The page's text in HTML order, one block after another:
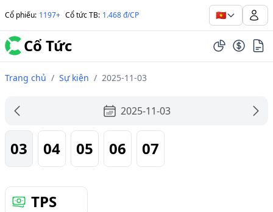
Cổ phiếu: 1197+ Cổ tức TB: 1.468 đ/CP 🇻🇳
Cổ Tức
Trang chủ / Sự kiện / 2025-11-03
2025-11-03
03 04 05 06 07
TPS